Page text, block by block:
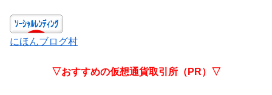
にほんブログ村
▽おすすめの仮想通貨取引所（PR）▽